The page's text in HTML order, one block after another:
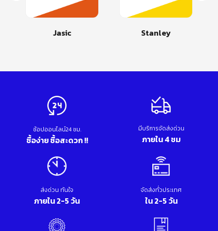
Jasic Stanley
ช้อปออนไลน์24 ชม.
ซื้อง่าย ซื้อสะดวก !!
มีบริการจัดส่งด่วน
ภายใน 4 ชม
ส่งด่วน ทันใจ
ภายใน 2-5 วัน
จัดส่งทั่วประเทศ
ใน 2-5 วัน